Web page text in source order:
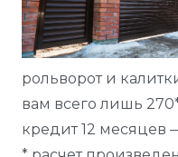
рольворот и
вам всего лишь
кредит 12 месяцев